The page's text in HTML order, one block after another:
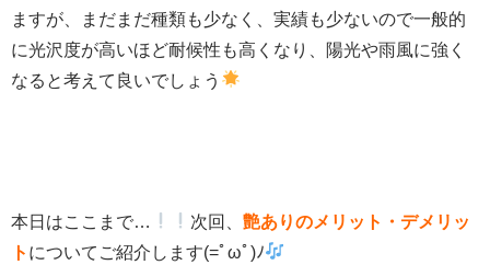
ますが、まだまだ種類も少なく、実績も少ないので一般的
に光沢度が高いほど耐候性も高くなり、陽光や雨風に強く
なると考えて良いでしょう
本日はここまで… 次回、艶ありのメリット・デメリッ
ト についてご紹介します(=ﾟωﾟ)ﾉ